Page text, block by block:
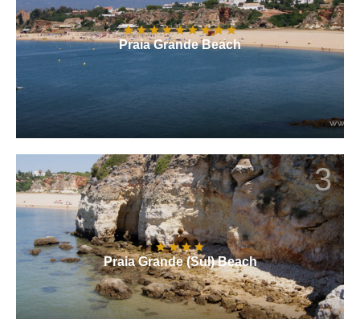
Praia Grande Beach
3
Praia Grande (Sul) Beach